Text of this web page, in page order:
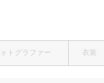
トグラファー 衣装